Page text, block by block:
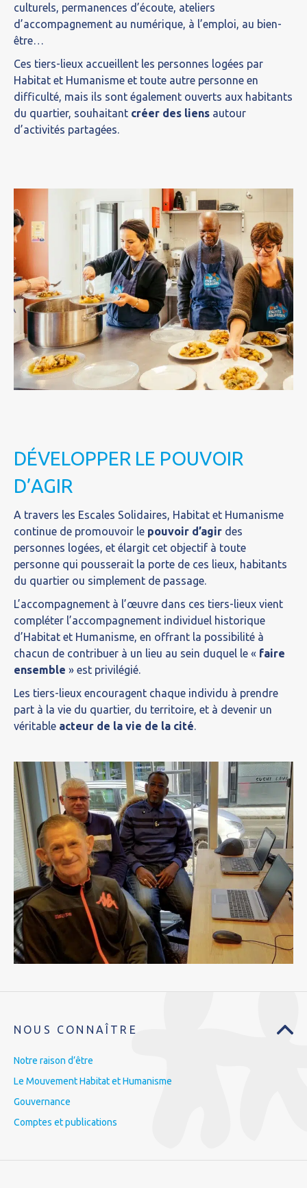
culturels, permanences d’écoute, ateliers
d’accompagnement au numérique, à l’emploi, au bien-
être…
Ces tiers-lieux accueillent les personnes logées par
Habitat et Humanisme et toute autre personne en
difficulté, mais ils sont également ouverts aux habitants
du quartier, souhaitant créer des liens autour
d’activités partagées.
DÉVELOPPER LE POUVOIR
D’AGIR
A travers les Escales Solidaires, Habitat et Humanisme
continue de promouvoir le pouvoir d’agir des
personnes logées, et élargit cet objectif à toute
personne qui pousserait la porte de ces lieux, habitants
du quartier ou simplement de passage.
L’accompagnement à l’œuvre dans ces tiers-lieux vient
compléter l’accompagnement individuel historique
d’Habitat et Humanisme, en offrant la possibilité à
chacun de contribuer à un lieu au sein duquel le « faire
ensemble » est privilégié.
Les tiers-lieux encouragent chaque individu à prendre
part à la vie du quartier, du territoire, et à devenir un
véritable acteur de la vie de la cité.
NOUS CONNAÎTRE
Notre raison d’être
Le Mouvement Habitat et Humanisme
Gouvernance
Comptes et publications